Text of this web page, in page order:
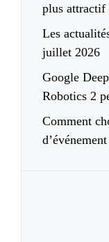
plus attractif
Les
juillet 2026
Google
Robotics 2
Comment